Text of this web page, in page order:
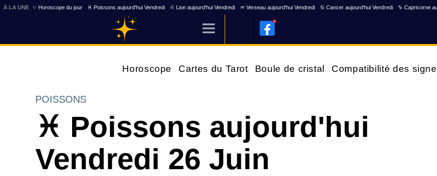
À LA UNE ✨ Horoscope du jour ♓ Poissons aujourd'hui Vendredi ♌ Lion aujourd'hui Vendredi ♒ Verseau aujourd'hui Vendredi ♋ Cancer aujourd'hui Vendredi ♑ Capricorne
Horoscope Cartes du Tarot Boule de cristal Compatibilité des
POISSONS
♓ Poissons aujourd'hui
Vendredi 26 Juin